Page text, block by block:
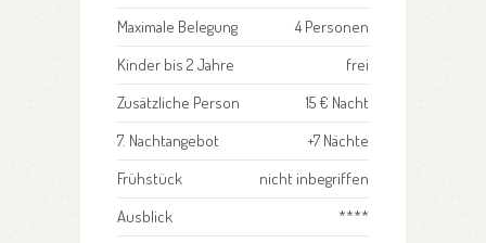
Maximale Belegung
4 Personen
Kinder bis 2 Jahre
frei
Zusätzliche Person
15 € Nacht
7. Nachtangebot
+7 Nächte
Frühstück
nicht inbegriffen
Ausblick
****